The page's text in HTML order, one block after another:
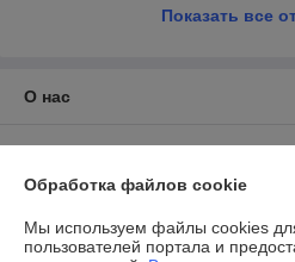
Показать все
О нас
Контакты
Обработка файлов cookie
Мы используем файлы cookies
пользователей портала и